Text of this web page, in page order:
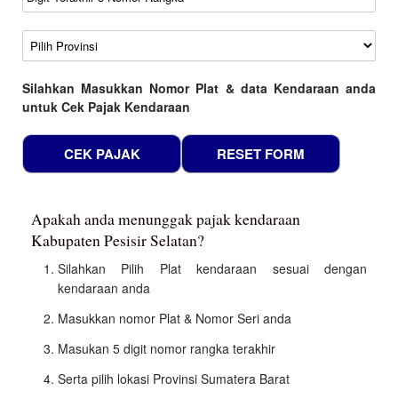
Wilayah
Silahkan Masukkan Nomor Plat & data Kendaraan anda
untuk Cek Pajak Kendaraan
Apakah anda menunggak pajak kendaraan
Kabupaten Pesisir Selatan?
Silahkan Pilih Plat kendaraan sesuai dengan
kendaraan anda
Masukkan nomor Plat & Nomor Seri anda
Masukan 5 digit nomor rangka terakhir
Serta pilih lokasi Provinsi Sumatera Barat